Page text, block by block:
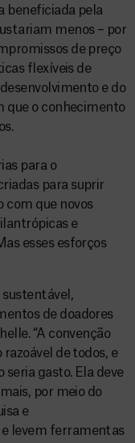
beneficiada pela
menos – por
de preço
flexíveis de
e do
que o conhecimento
para o
para suprir
com que novos
e
esses esforços
sustentável,
de doadores
“A convenção
de todos, e
gasto. Ela deve
por meio do
e
levem ferramentas